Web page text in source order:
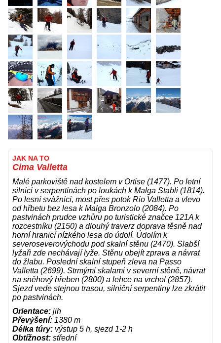
JAK NA TO
Cima Valletta
Malé parkoviště nad kostelem v Ortise (1477). Po letní
silnici v serpentinách po loukách k Malga Stabli (1814).
Po lesní svážnici, most přes potok Rio Valletta a vlevo
od hřbetu bez lesa k Malga Bronzolo (2084). Po
pastvinách prudce vzhůru po turistické značce 121A k
rozcestníku (2150) a dlouhý traverz doprava těsně nad
horní hranicí nízkého lesa do údolí. Údolím k
severoseverovýchodu pod skalní stěnu (2470). Slabší
lyžaři zde nechávají lyže. Stěnu obejít zprava a návrat
do žlabu. Poslední skalní stupeň zleva na Passo
Valletta (2699). Strmými skalami v severní stěně, návrat
na sněhový hřeben (2800) a lehce na vrchol (2857).
Sjezd vede stejnou trasou, silniční serpentiny lze zkrátit
po pastvinách.
Orientace: jih
Převýšení: 1380 m
Délka túry: výstup 5 h, sjezd 1-2 h
Obtížnost: střední